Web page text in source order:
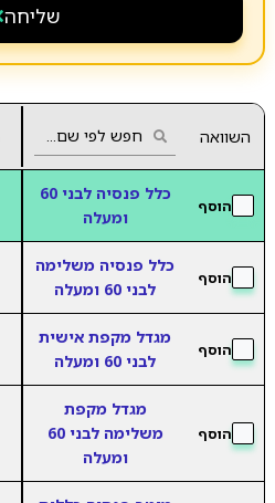
שליחה
השוואה
הוסף
כלל פנסיה לבני 60
ומעלה
הוסף
כלל פנסיה משלימה
לבני 60 ומעלה
הוסף
מגדל מקפת אישית
לבני 60 ומעלה
הוסף
מגדל מקפת
משלימה לבני 60
ומעלה